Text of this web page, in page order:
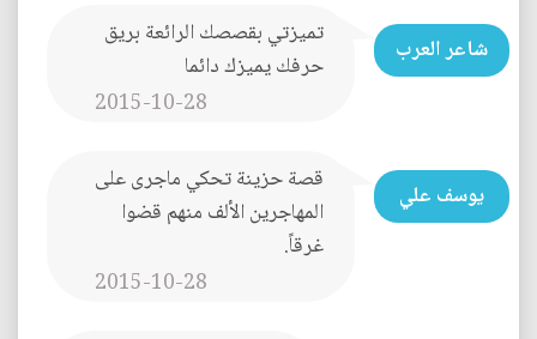
شاعر العرب
تميزتي بقصصك الرائعة بريق
حرفك يميزك دائما
2015-10-28
يوسف علي
قصة حزينة تحكي ماجرى على
المهاجرين الألف منهم قضوا
غرقاً.
2015-10-28